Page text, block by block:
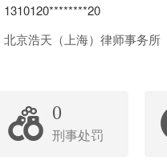
1310120********20
北京浩天（上海）律师事务所
0
刑事处罚